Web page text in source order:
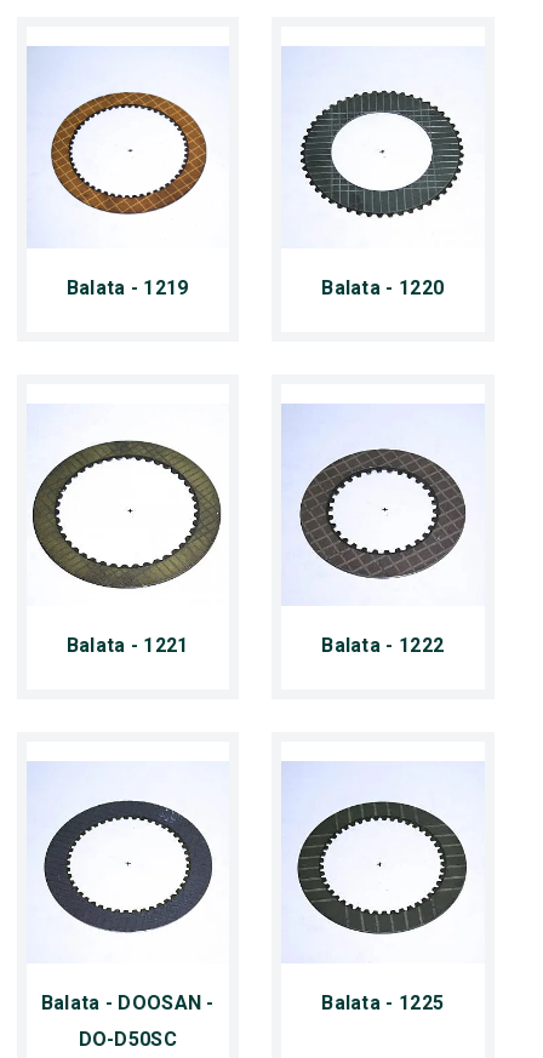
Balata - 1219 Balata - 1220
Balata - 1221 Balata - 1222
Balata - DOOSAN -
DO-D50SC
Balata - 1225